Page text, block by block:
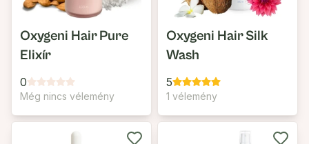
Oxygeni Hair Pure
Elixír
0
Még nincs vélemény
Oxygeni Hair Silk
Wash
5
1 vélemény